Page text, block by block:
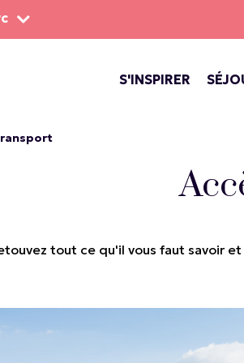
S'INSPIRER
tout ce qu'il vous faut savoir